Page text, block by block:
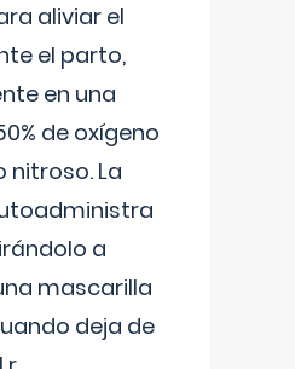
aliviar el
el parto,
en una
de oxígeno
nitroso. La
a
mascarilla
deja de